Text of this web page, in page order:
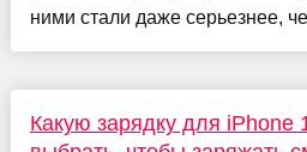
ними стали даже серьезнее,
Какую зарядку для iPhone